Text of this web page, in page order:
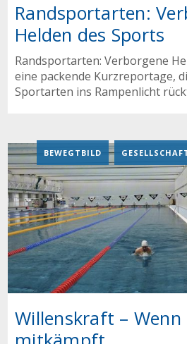
Randsportarten:
Helden des Sports
Randsportarten: Verborgene
eine packende Kurzreportage,
Sportarten ins Rampenlicht
Willenskraft – Wenn
BEWEGTBILD ,